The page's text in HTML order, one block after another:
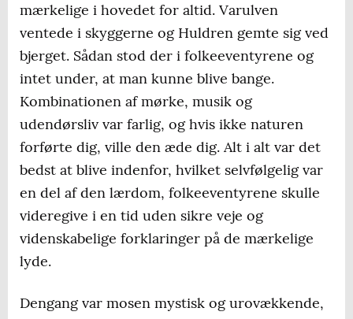
mærkelige i hovedet for altid. Varulven
ventede i skyggerne og Huldren gemte sig ved
bjerget. Sådan stod der i folkeeventyrene og
intet under, at man kunne blive bange.
Kombinationen af mørke, musik og
udendørsliv var farlig, og hvis ikke naturen
forførte dig, ville den æde dig. Alt i alt var det
bedst at blive indenfor, hvilket selvfølgelig var
en del af den lærdom, folkeeventyrene skulle
videregive i en tid uden sikre veje og
videnskabelige forklaringer på de mærkelige
lyde.
Dengang var mosen mystisk og urovækkende,